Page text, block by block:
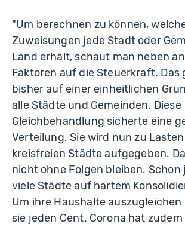
"Um berechnen zu können,
Zuweisungen jede Stadt oder
Land erhält, schaut man neben
Faktoren auf die Steuerkraft. Das
bisher auf einer einheitlichen
alle Städte und Gemeinden. Diese
Gleichbehandlung sicherte eine
Verteilung. Sie wird nun zu
kreisfreien Städte aufgegeben.
nicht ohne Folgen bleiben. Schon
viele Städte auf hartem
Um ihre Haushalte
sie jeden Cent. Corona hat